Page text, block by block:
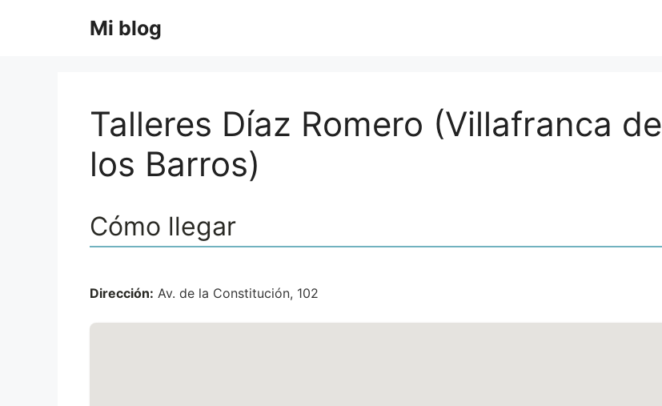
Mi blog
Talleres Díaz Romero (Villafranca de
los Barros)
Cómo llegar
Dirección: Av. de la Constitución, 102